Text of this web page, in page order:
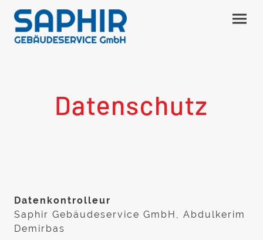
Datenschutz
Datenkontrolleur
Saphir Gebäudeservice GmbH, Abdulkerim
Demirbas